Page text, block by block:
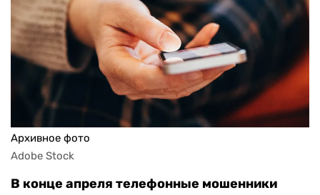
Архивное фото
Adobe Stock
В конце апреля телефонные мошенники